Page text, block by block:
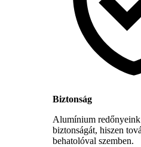
Biztonság
Alumínium
biztonságát, hiszen
behatolóval szemben.